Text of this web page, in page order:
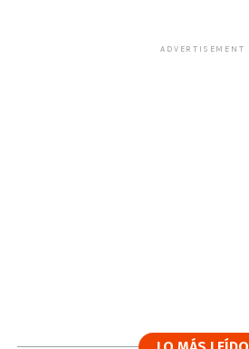
ADVERTISEMENT